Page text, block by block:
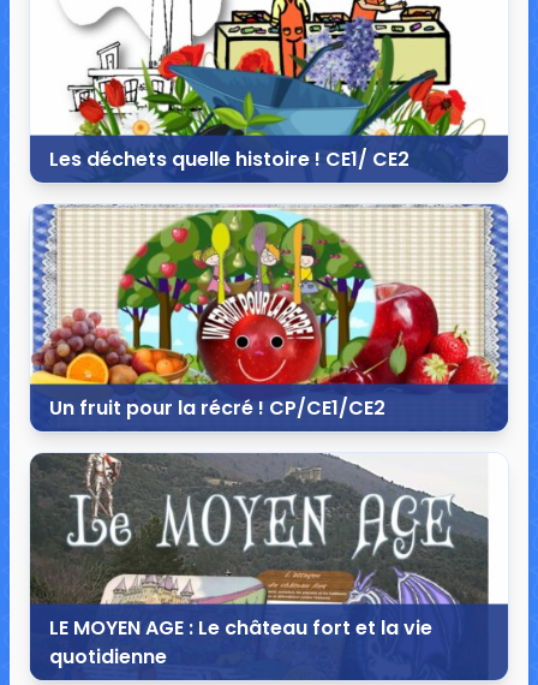
Les déchets quelle histoire ! CE1/ CE2
13 mai 2015
8 commentaires
33 706 vues
Un fruit pour la récré ! CP/CE1/CE2
7 mai 2015
10 commentaires
22 486 vues
LE MOYEN AGE : Le château fort et la vie
quotidienne